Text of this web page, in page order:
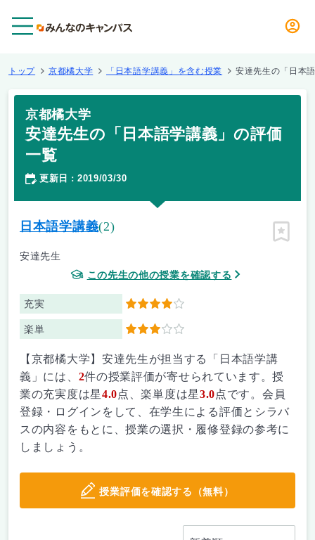
トップ 京都橘大学 「日本語学講義」を含む授業 安達先生の「日本
京都橘大学
安達先生の「日本語学講義」の評価
一覧
更新日 ： 2019/03/30
日本語学講義(2)
安達先生
この先生の他の授業を確認する
充実 4
楽単 3
ピン留
【京都橘大学】安達先生が担当する「日本語学講
義」には、 2件の授業評価が寄せられています。授
業の充実度は星4.0点、楽単度は星3.0点です。会員
登録・ログインをして、在学生による評価とシラバ
スの内容をもとに、授業の選択・履修登録の参考に
しましょう。
授業評価を確認する（無料）